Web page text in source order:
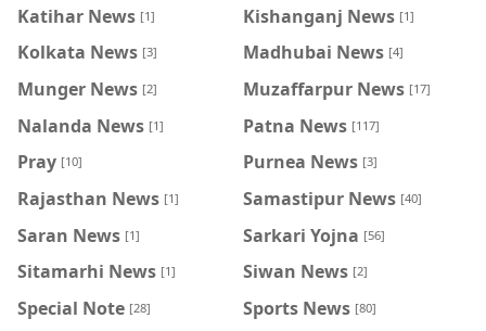
Katihar News [1] Kishanganj News [1]
Kolkata News [3] Madhubai News [4]
Munger News [2] Muzaffarpur News [17]
Nalanda News [1] Patna News [117]
Pray [10] Purnea News [3]
Rajasthan News [1] Samastipur News [40]
Saran News [1] Sarkari Yojna [56]
Sitamarhi News [1] Siwan News [2]
Special Note [28] Sports News [80]